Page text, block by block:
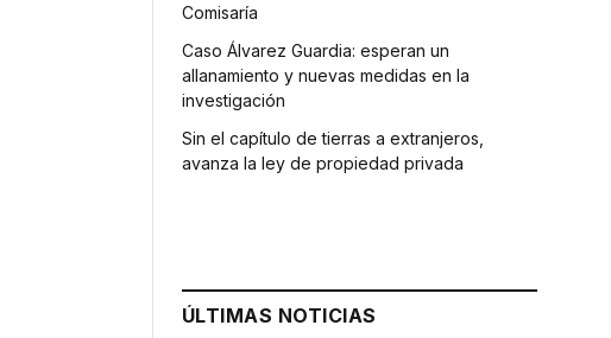
Comisaría
Caso Álvarez Guardia: esperan un
allanamiento y nuevas medidas en la
investigación
Sin el capítulo de tierras a extranjeros,
avanza la ley de propiedad privada
ÚLTIMAS NOTICIAS